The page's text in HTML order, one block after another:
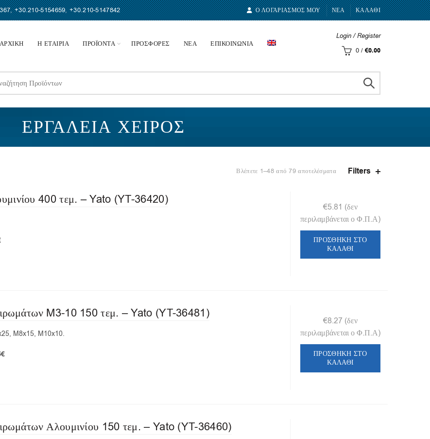
,+30.210-5154659,+30.210-5147842 Ο ΛΟΓΑΡΙΑΣΜΟΣ ΜΟΥ ΝΕΑ ΚΑΛΑΘΙ
ΑΡΧΙΚΗ Η ΕΤΑΙΡΙΑ ΠΡΟΪΟΝΤΑ ΠΡΟΣΦΟΡΕΣ ΝΕΑ ΕΠΙΚΟΙΝΩΝΙΑ
Login / Register
0 / €0.00
ΕΡΓΑΛΕΊΑ ΧΕΙΡΌΣ
Βλέπετε 1–48 από 79 αποτελέσματα Filters
400 τεμ. – Yato (YT-36420)
€5.81 (δεν
περιλαμβάνεται ο Φ.Π.Α)
ΠΡΟΣΘΉΚΗ ΣΤΟ
ΚΑΛΆΘΙ
M3-10 150 τεμ. – Yato (YT-36481)
M8x15, M10x10.
€8.27 (δεν
περιλαμβάνεται ο Φ.Π.Α)
ΠΡΟΣΘΉΚΗ ΣΤΟ
ΚΑΛΆΘΙ
Αλουμινίου 150 τεμ. – Yato (YT-36460)